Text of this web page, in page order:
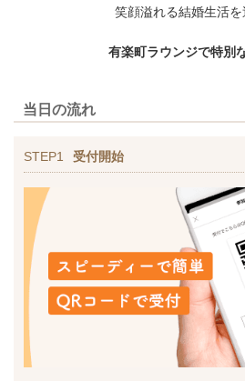
笑顔溢れる結婚生活を
有楽町ラウンジで特別
当日の流れ
STEP1 受付開始